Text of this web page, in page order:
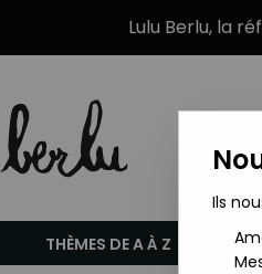
Lulu Berlu, la
THÈMES DE A À Z
Ils